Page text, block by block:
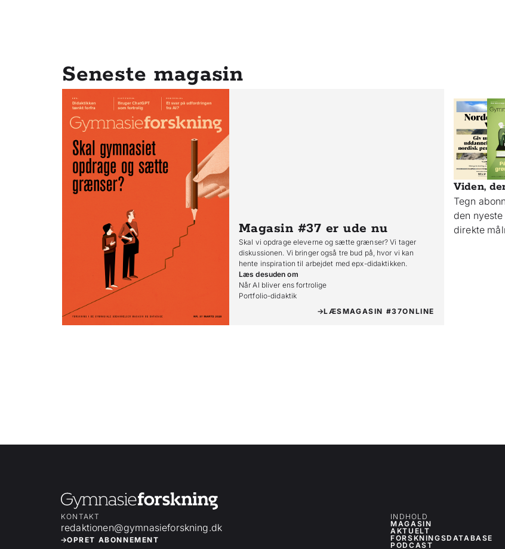
Seneste magasin
Magasin #37 er ude nu
Skal vi opdrage eleverne og sætte grænser? Vi tager
diskussionen. Vi bringer også tre bud på, hvor vi kan
hente inspiration til arbejdet med epx-didaktikken.
Læs desuden om
Når AI bliver ens fortrolige
Portfolio-didaktik
LÆSMAGASIN #37ONLINE
Viden,
Tegn
den
direkte
KONTAKT
redaktionen@gymnasieforskning.dk
OPRET ABONNEMENT
INDHOLD
MAGASIN
AKTUELT
FORSKNINGSDATABASE
PODCAST